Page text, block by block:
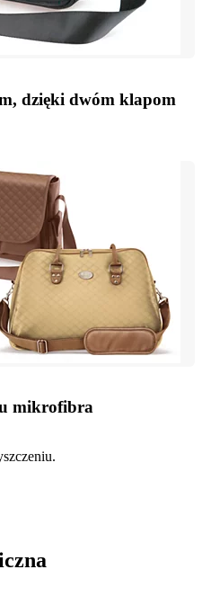
dzięki dwóm klapom
mikrofibra